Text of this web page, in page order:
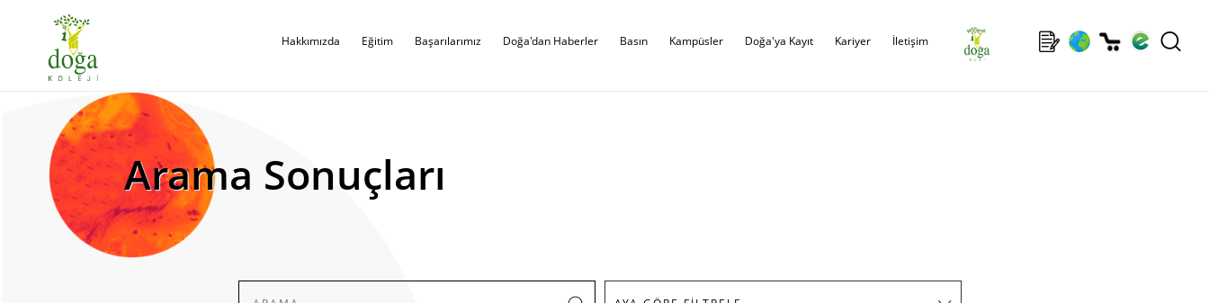
Hakkımızda Eğitim Başarılarımız Doğa'dan Haberler Basın Kampüsler Doğa'ya Kayıt Kariyer İletişim
Arama Sonuçları